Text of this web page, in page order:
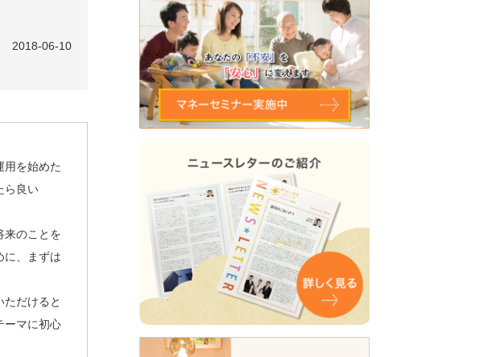
2018-06-10
用を始めた
ら良い
来のことを
に、まずは
だけると
ーマに初心